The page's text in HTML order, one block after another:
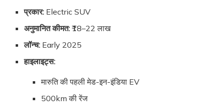
प्रकार: Electric SUV
अनुमानित कीमत: ₹18–22 लाख
लॉन्च: Early 2025
हाइलाइट्स:
मारुति की पहली मेड-इन-इंडिया EV
500km की रेंज